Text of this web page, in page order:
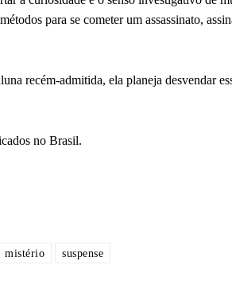
para se cometer um assassinato,
recém-admitida, ela planeja desvendar
no Brasil.
mistério suspense